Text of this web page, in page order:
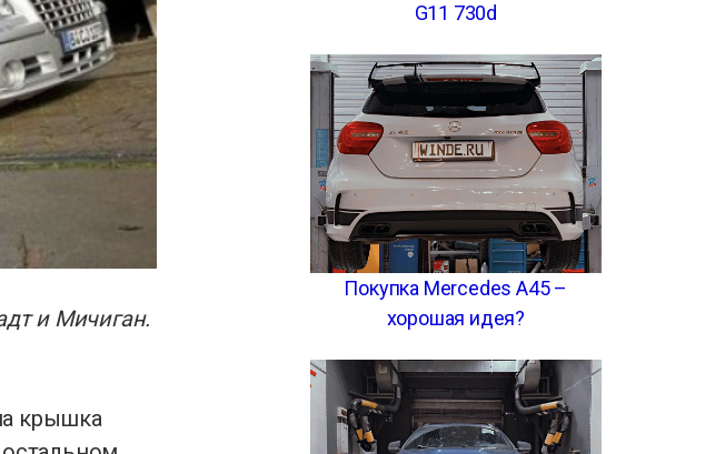
и Мичиган.
крышка
G11 730d
Покупка Mercedes A45 –
хорошая идея?